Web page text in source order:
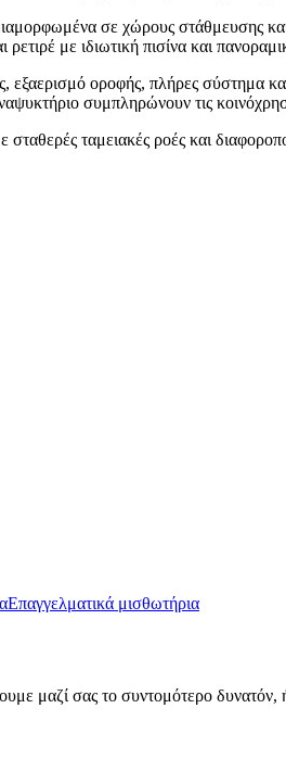
σε χώρους στάθμευσης
με ιδιωτική πισίνα και
εξαερισμό οροφής, πλήρες
συμπληρώνουν τις
ταμειακές ροές και
Επαγγελματικά μισθωτήρια
μαζί σας το συντομότερο δυνατόν,